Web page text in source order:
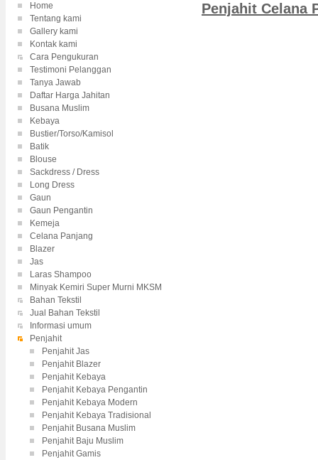
Home
Tentang kami
Gallery kami
Kontak kami
Cara Pengukuran
Testimoni Pelanggan
Tanya Jawab
Daftar Harga Jahitan
Busana Muslim
Kebaya
Bustier/Torso/Kamisol
Batik
Blouse
Sackdress / Dress
Long Dress
Gaun
Gaun Pengantin
Kemeja
Celana Panjang
Blazer
Jas
Laras Shampoo
Minyak Kemiri Super Murni MKSM
Bahan Tekstil
Jual Bahan Tekstil
Informasi umum
Penjahit
Penjahit Jas
Penjahit Blazer
Penjahit Kebaya
Penjahit Kebaya Pengantin
Penjahit Kebaya Modern
Penjahit Kebaya Tradisional
Penjahit Busana Muslim
Penjahit Baju Muslim
Penjahit Gamis
Penjahit Celana